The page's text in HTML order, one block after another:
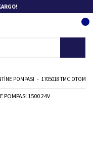
POMPASI 1705018 TMC